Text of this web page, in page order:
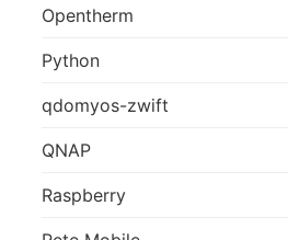
Opentherm
Python
qdomyos-zwift
QNAP
Raspberry